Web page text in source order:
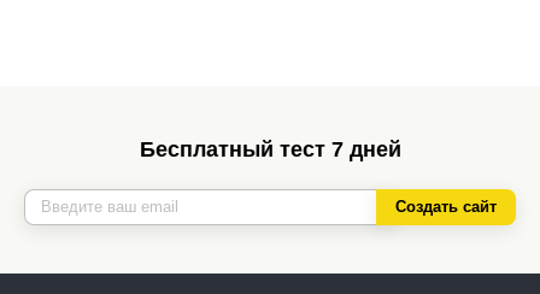
Бесплатный тест 7 дней
Создать сайт